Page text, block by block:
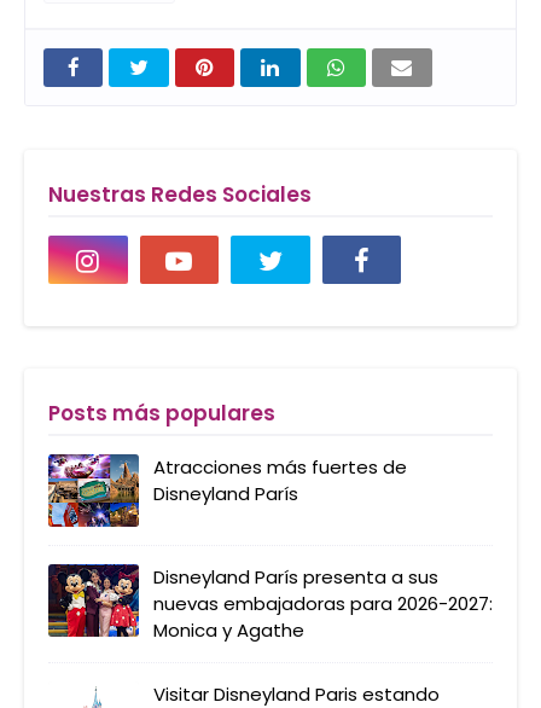
Nuestras Redes Sociales
Posts más populares
Atracciones más fuertes de
Disneyland París
Disneyland París presenta a sus
nuevas embajadoras para 2026-2027:
Monica y Agathe
Visitar Disneyland Paris estando